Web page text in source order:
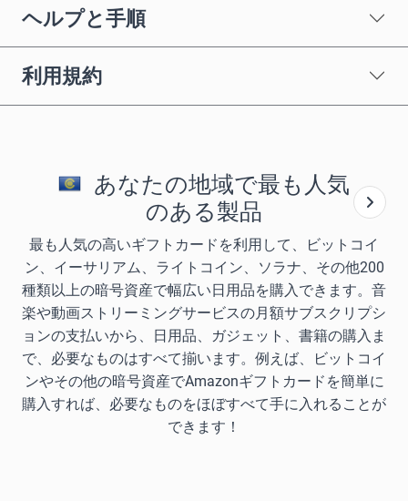
ヘルプと手順
利用規約
あなたの地域で最も人気
のある製品
最も人気の高いギフトカードを利用して、ビットコイ
ン、イーサリアム、ライトコイン、ソラナ、その他200
種類以上の暗号資産で幅広い日用品を購入できます。音
楽や動画ストリーミングサービスの月額サブスクリプシ
ョンの支払いから、日用品、ガジェット、書籍の購入ま
で、必要なものはすべて揃います。例えば、ビットコイ
ンやその他の暗号資産でAmazonギフトカードを簡単に
購入すれば、必要なものをほぼすべて手に入れることが
できます！